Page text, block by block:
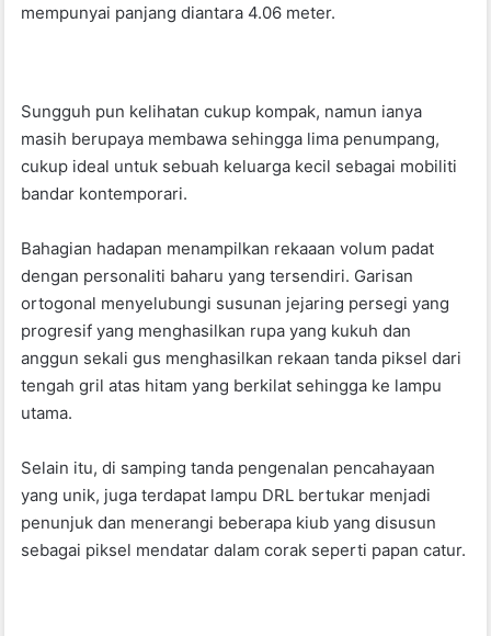
mempunyai panjang diantara 4.06 meter.
Sungguh pun kelihatan cukup kompak, namun ianya
masih berupaya membawa sehingga lima penumpang,
cukup ideal untuk sebuah keluarga kecil sebagai mobiliti
bandar kontemporari.
Bahagian hadapan menampilkan rekaaan volum padat
dengan personaliti baharu yang tersendiri. Garisan
ortogonal menyelubungi susunan jejaring persegi yang
progresif yang menghasilkan rupa yang kukuh dan
anggun sekali gus menghasilkan rekaan tanda piksel dari
tengah gril atas hitam yang berkilat sehingga ke lampu
utama.
Selain itu, di samping tanda pengenalan pencahayaan
yang unik, juga terdapat lampu DRL bertukar menjadi
penunjuk dan menerangi beberapa kiub yang disusun
sebagai piksel mendatar dalam corak seperti papan catur.